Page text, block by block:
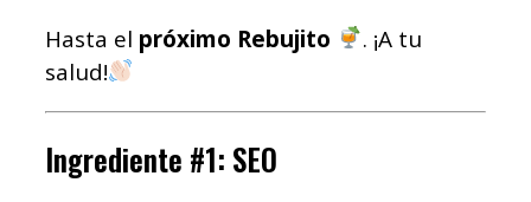
Hasta el próximo Rebujito
. ¡A tu
salud!
Ingrediente #1: SEO